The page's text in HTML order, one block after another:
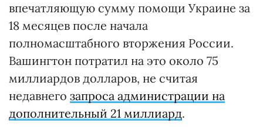
впечатляющую сумму помощи Украине за
18 месяцев после начала
полномасштабного вторжения России.
Вашингтон потратил на это около 75
миллиардов долларов, не считая
недавнего запроса администрации на
дополнительный 21 миллиард.